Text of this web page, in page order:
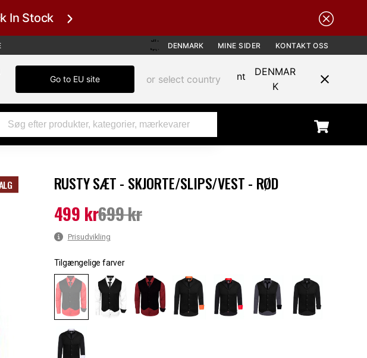
In Stock
DENMARK MINE SIDER KONTAKT OSS
Go to EU site or select country
DENMAR
K
RUSTY SÆT - SKJORTE/SLIPS/VEST - RØD
Nuværende pris: 499 kr
499 kr699 kr
Prisudvikling
Tilgængelige farver